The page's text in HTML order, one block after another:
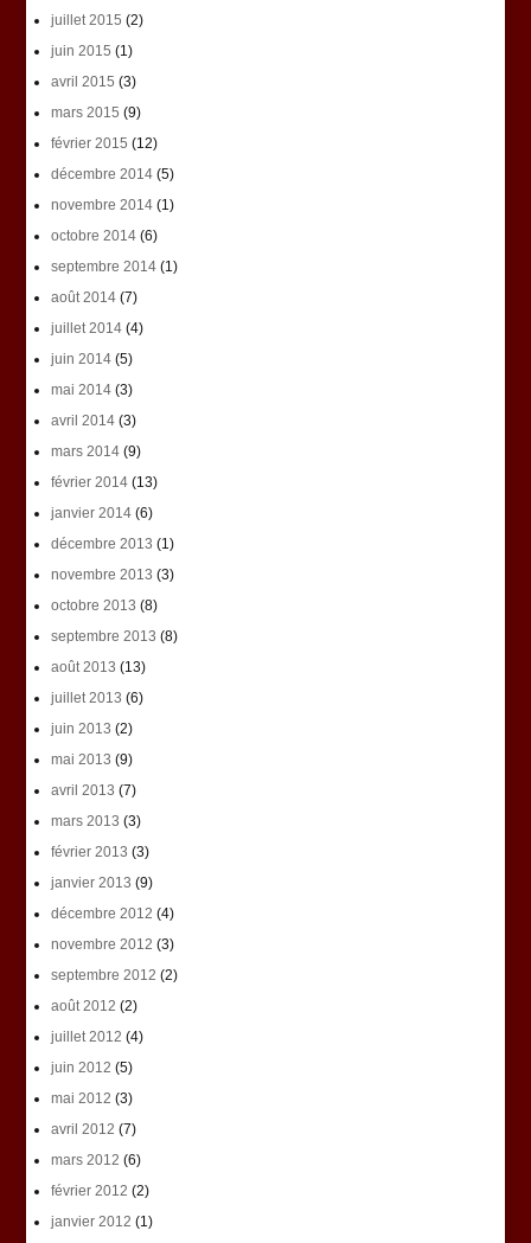
juillet 2015 (2)
juin 2015 (1)
avril 2015 (3)
mars 2015 (9)
février 2015 (12)
décembre 2014(5)
novembre 2014(1)
octobre 2014(6)
septembre 2014(1)
août 2014(7)
juillet 2014(4)
juin 2014(5)
mai 2014(3)
avril 2014(3)
mars 2014(9)
février 2014(13)
janvier 2014(6)
décembre 2013 (1)
novembre 2013 (3)
octobre 2013 (8)
septembre 2013 (8)
août 2013 (13)
juillet 2013 (6)
juin 2013 (2)
mai 2013 (9)
avril 2013 (7)
mars 2013 (3)
février 2013 (3)
janvier 2013 (9)
décembre 2012 (4)
novembre 2012 (3)
septembre 2012 (2)
août 2012 (2)
juillet 2012 (4)
juin 2012 (5)
mai 2012 (3)
avril 2012 (7)
mars 2012 (6)
février 2012 (2)
janvier 2012 (1)